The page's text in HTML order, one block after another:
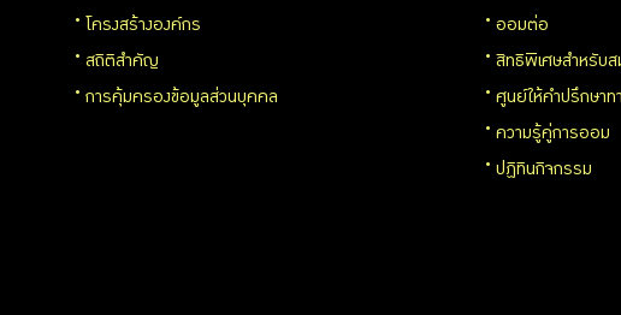
โครงสร้างองค์กร
สถิติสำคัญ
การคุ้มครองข้อมูลส่วนบุคคล
ออมต่อ
สิทธิพิเศษสำหรับส
ศูนย์ให้คำปรึกษาทา
ความรู้คู่การออม
ปฏิทินกิจกรรม